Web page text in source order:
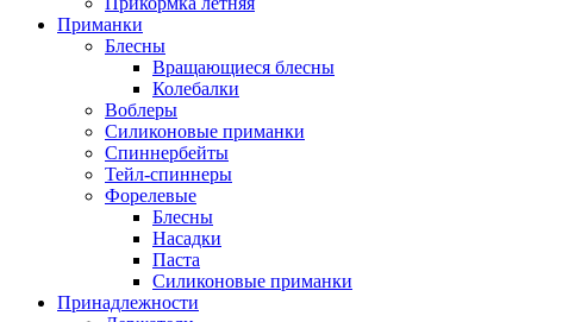
Приманки
Блесны
Вращающиеся блесны
Колебалки
Воблеры
Силиконовые приманки
Спиннербейты
Тейл-спиннеры
Форелевые
Блесны
Насадки
Паста
Силиконовые приманки
Принадлежности